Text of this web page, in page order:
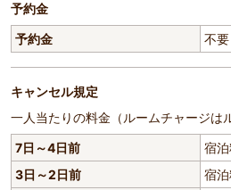
予約金
予約金
不要
キャンセル規定
一人当たりの料金（ルームチャージは
7日～4日前
宿
3日～2日前
宿